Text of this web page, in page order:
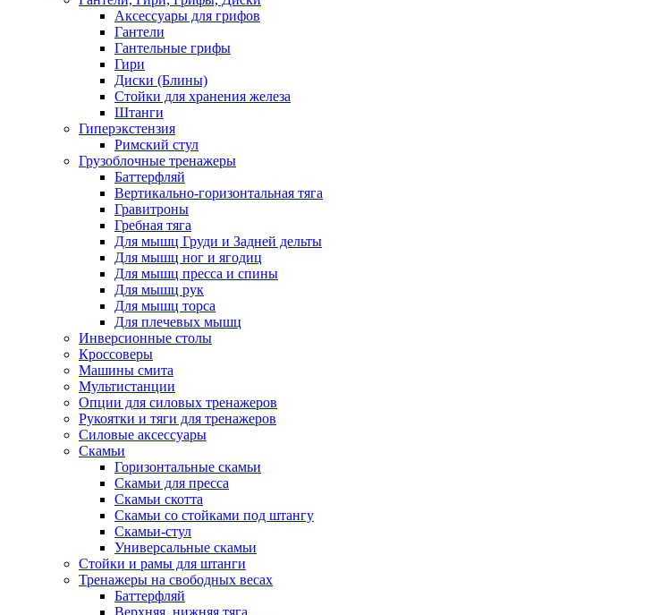
Аксессуары для грифов
Гантели
Гантельные грифы
Гири
Диски (Блины)
Стойки для хранения железа
Штанги
Гиперэкстензия
Римский стул
Грузоблочные тренажеры
Баттерфляй
Вертикально-горизонтальная тяга
Гравитроны
Гребная тяга
Для мышц Груди и Задней дельты
Для мышц ног и ягодиц
Для мышц пресса и спины
Для мышц рук
Для мышц торса
Для плечевых мышц
Инверсионные столы
Кроссоверы
Машины смита
Мультистанции
Опции для силовых тренажеров
Рукоятки и тяги для тренажеров
Силовые аксессуары
Скамьи
Горизонтальные скамьи
Скамьи для пресса
Скамьи скотта
Скамьи со стойками под штангу
Скамьи-стул
Универсальные скамьи
Стойки и рамы для штанги
Тренажеры на свободных весах
Баттерфляй
Верхняя, нижняя тяга